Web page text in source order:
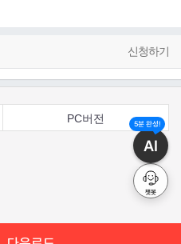
신청하기
PC버전 5분 완성!
AI
챗봇